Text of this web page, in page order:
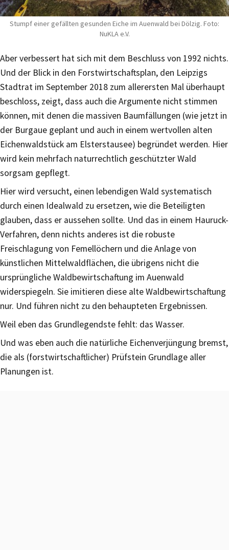
Stumpf einer gefällten gesunden Eiche im Auenwald bei Dölzig. Foto:
NuKLA e.V.
Aber verbessert hat sich mit dem Beschluss von 1992 nichts.
Und der Blick in den Forstwirtschaftsplan, den Leipzigs
Stadtrat im September 2018 zum allerersten Mal überhaupt
beschloss, zeigt, dass auch die Argumente nicht stimmen
können, mit denen die massiven Baumfällungen (wie jetzt in
der Burgaue geplant und auch in einem wertvollen alten
Eichenwaldstück am Elsterstausee) begründet werden. Hier
wird kein mehrfach naturrechtlich geschützter Wald
sorgsam gepflegt.
Hier wird versucht, einen lebendigen Wald systematisch
durch einen Idealwald zu ersetzen, wie die Beteiligten
glauben, dass er aussehen sollte. Und das in einem Hauruck-
Verfahren, denn nichts anderes ist die robuste
Freischlagung von Femellöchern und die Anlage von
künstlichen Mittelwaldflächen, die übrigens nicht die
ursprüngliche Waldbewirtschaftung im Auenwald
widerspiegeln. Sie imitieren diese alte Waldbewirtschaftung
nur. Und führen nicht zu den behaupteten Ergebnissen.
Weil eben das Grundlegendste fehlt: das Wasser.
Und was eben auch die natürliche Eichenverjüngung bremst,
die als (forstwirtschaftlicher) Prüfstein Grundlage aller
Planungen ist.